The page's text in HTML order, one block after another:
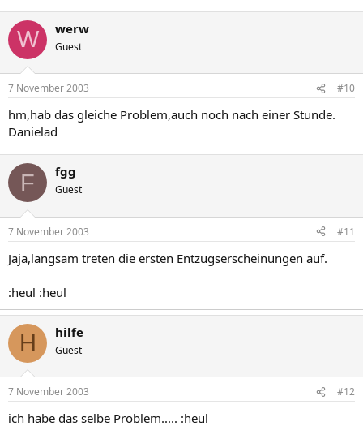
W werw
Guest
7 November 2003 #10
hm,hab das gleiche Problem,auch noch nach einer Stunde.
Danielad
F fgg
Guest
7 November 2003 #11
Jaja,langsam treten die ersten Entzugserscheinungen auf.
:heul :heul
H hilfe
Guest
7 November 2003 #12
ich habe das selbe Problem..... :heul